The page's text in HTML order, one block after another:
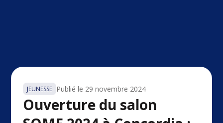
JEUNESSE Publié le 29 novembre 2024
Ouverture du salon